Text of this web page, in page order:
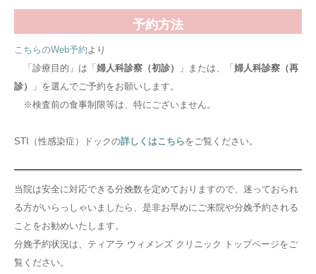
予約方法
こちらのWeb予約 より
「診療目的」は「婦人科診察（初診） 」または、「婦人科診察（再
診）
」を選んでご予約をお願いします。
※検査前の食事制限等は、特にございません。
STI（性感染症）ドックの詳しくはこちらをご覧ください。
当院は安全に対応できる分娩数を定めておりますので、迷っておられ
る方がいらっしゃいましたら、是非お早めにご来院や分娩予約される
ことをお勧めいたします。
分娩予約状況は、ティアラ ウィメンズ クリニック トップページをご
覧ください。